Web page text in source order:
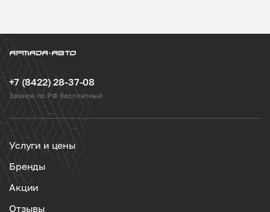
+7 (8422) 28-37-08
Звонок по РФ бесплатный
Услуги и цены
Бренды
Акции
Отзывы